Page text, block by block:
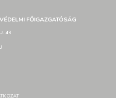
FŐIGAZGATÓSÁG
49